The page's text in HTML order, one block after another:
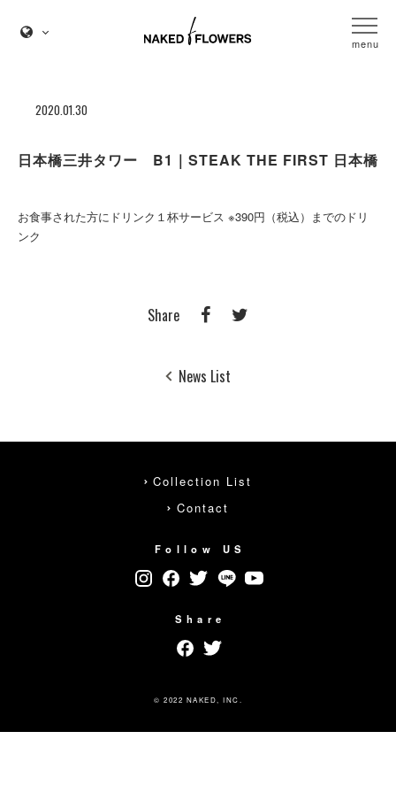
menu
2020.01.30
日本橋三井タワー B1｜STEAK THE FIRST 日本橋
お食事された方にドリンク１杯サービス ※390円（税込）までのドリ
ンク
Share
News List
Collection List
Contact
Follow US
Share
© 2022 NAKED, INC.